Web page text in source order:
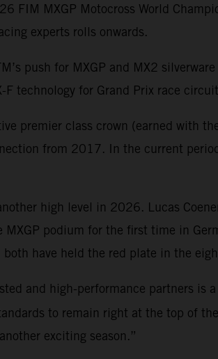
FIM MXGP Motocross World
experts rolls onwards.
push for MXGP and MX2
technology for Grand Prix race
premier class crown (earned with
from 2017. In the current
high level in 2026. Lucas
podium for the first time in
have held the red plate in the
and high-performance partners is
to remain right at the top of
exciting season.”